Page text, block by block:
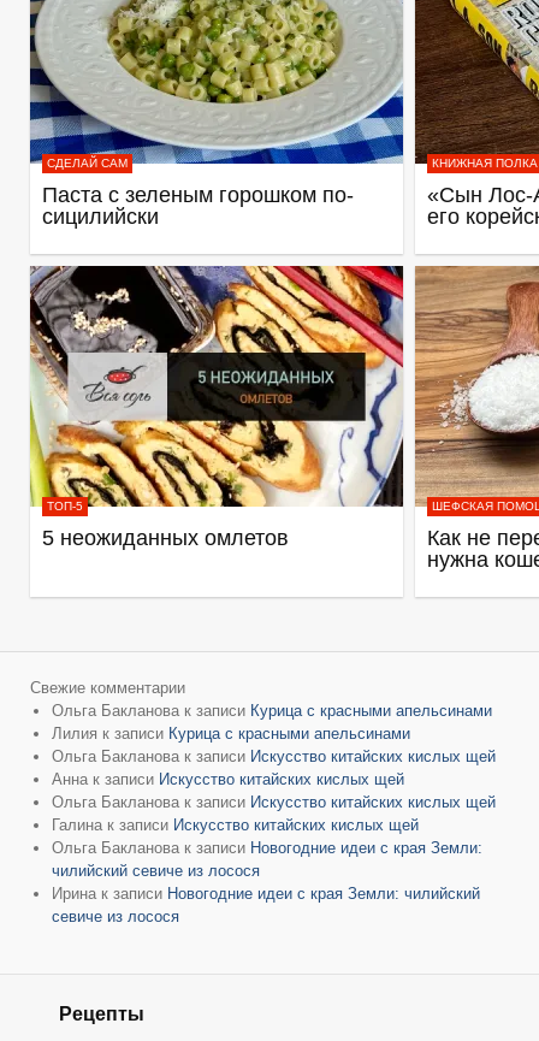
СДЕЛАЙ САМ
Паста с зеленым горошком по-
сицилийски
КНИЖНАЯ ПОЛКА
«Сын Лос-
его
ТОП-5
5 неожиданных омлетов
ШЕФСКАЯ
Как не
нужна
Свежие комментарии
Ольга Бакланова к записи Курица с красными апельсинами
Лилия к записи Курица с красными апельсинами
Ольга Бакланова к записи Искусство китайских кислых щей
Анна к записи Искусство китайских кислых щей
Ольга Бакланова к записи Искусство китайских кислых щей
Галина к записи Искусство китайских кислых щей
Ольга Бакланова к записи Новогодние идеи с края Земли:
чилийский севиче из лосося
Ирина к записи Новогодние идеи с края Земли: чилийский
севиче из лосося
Рецепты